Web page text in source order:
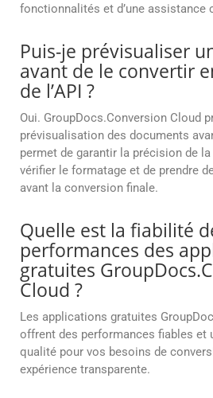
fonctionnalités et d’une assistance
Puis-je prévisualiser
avant de le convertir
de l’API ?
Oui. GroupDocs.Conversion Cloud
prévisualisation des documents
permet de garantir la précision de
vérifier le formatage et de prendre
avant la conversion finale.
Quelle est la fiabilité
performances des
gratuites
Cloud ?
Les applications gratuites
offrent des performances fiables et
qualité pour vos besoins de
expérience transparente.